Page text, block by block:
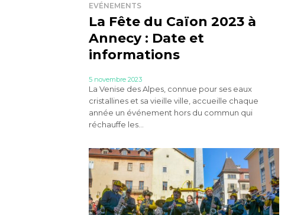
EVÉNEMENTS
La Fête du Caïon 2023 à
Annecy : Date et
informations
5 novembre 2023
La Venise des Alpes, connue pour ses eaux
cristallines et sa vieille ville, accueille chaque
année un événement hors du commun qui
réchauffe les...